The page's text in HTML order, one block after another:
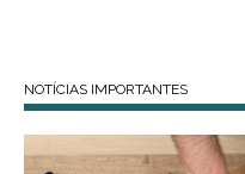
NOTÍCIAS IMPORTANTES